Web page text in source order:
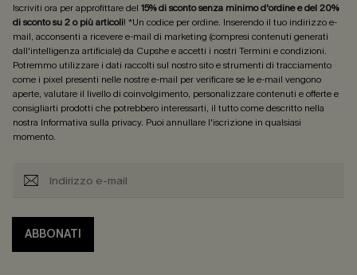
Iscriviti ora per approfittare del 15% di sconto senza minimo d'ordine e del 20%
di sconto su 2 o più articoli! *Un codice per ordine. Inserendo il tuo indirizzo e-
mail, acconsenti a ricevere e-mail di marketing (compresi contenuti generati
dall'intelligenza artificiale) da Cupshe e accetti i nostri Termini e condizioni.
Potremmo utilizzare i dati raccolti sul nostro sito e strumenti di tracciamento
come i pixel presenti nelle nostre e-mail per verificare se le e-mail vengono
aperte, valutare il livello di coinvolgimento, personalizzare contenuti e offerte e
consigliarti prodotti che potrebbero interessarti, il tutto come descritto nella
nostra Informativa sulla privacy. Puoi annullare l'iscrizione in qualsiasi
momento.
ABBONATI